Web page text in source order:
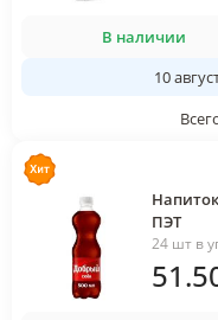
В наличии
10
ПЭТ
24 шт в
51